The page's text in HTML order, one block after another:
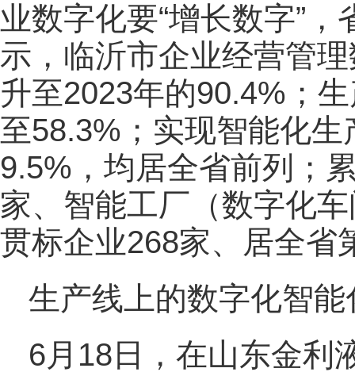
业数字化要“增长数字”
示，临沂市企业经营管
升至2023年的90.4%；
至58.3%；实现智能化
9.5%，均居全省前列；
家、智能工厂（数字化
贯标企业268家、居全省
生产线上的数字化智能
6月18日，在山东金利